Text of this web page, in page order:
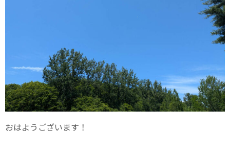
おはようございます！